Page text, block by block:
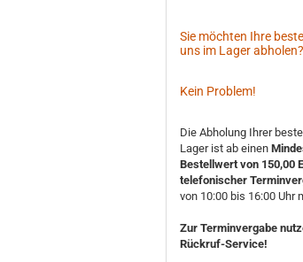
Sie möchten Ihre
uns im Lager abholen?
Kein Problem!
Die Abholung Ihrer
Lager ist ab einen
Bestellwert von 150,00
telefonischer
von 10:00 bis 16:00 Uhr
Zur Terminvergabe
Rückruf-Service!